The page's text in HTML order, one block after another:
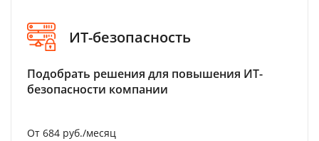
ИТ-безопасность
Подобрать решения для повышения ИТ-
безопасности компании
От 684 руб./месяц